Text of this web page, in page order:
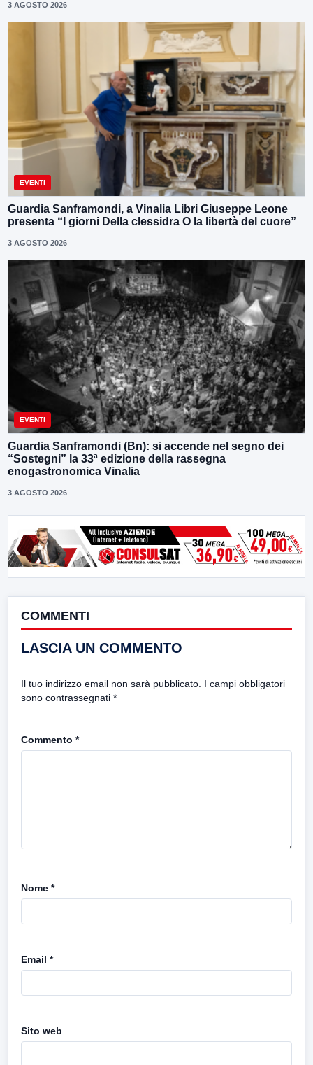
3 AGOSTO 2026
EVENTI
Guardia Sanframondi, a Vinalia Libri Giuseppe Leone
presenta “I giorni Della clessidra O la libertà del cuore”
3 AGOSTO 2026
EVENTI
Guardia Sanframondi (Bn): si accende nel segno dei
“Sostegni” la 33ª edizione della rassegna
enogastronomica Vinalia
3 AGOSTO 2026
COMMENTI
LASCIA UN COMMENTO
Il tuo indirizzo email non sarà pubblicato. I campi obbligatori
sono contrassegnati *
Commento *
Nome *
Email *
Sito web